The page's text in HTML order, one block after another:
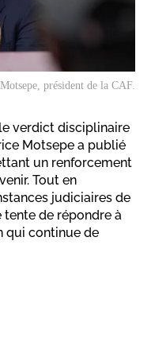
président de la CAF.
verdict disciplinaire
Motsepe a publié
un renforcement
Tout en
judiciaires de
tente de répondre à
qui continue de